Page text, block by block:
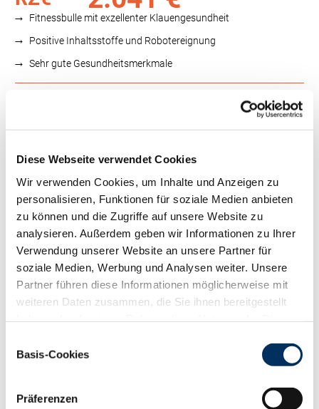
Diese Webseite verwendet Cookies
Wir verwenden Cookies, um Inhalte und Anzeigen zu
personalisieren, Funktionen für soziale Medien anbieten
zu können und die Zugriffe auf unsere Website zu
analysieren. Außerdem geben wir Informationen zu Ihrer
Verwendung unserer Website an unsere Partner für
soziale Medien, Werbung und Analysen weiter. Unsere
Partner führen diese Informationen möglicherweise mit
weiteren Daten zusammen, die Sie ihnen bereitgestellt
Cookies, wenn Sie unsere Webseite weiterhin nutzen.
Basis-Cookies
Präferenzen
Fitnessbulle mit exzellenter Klauengesundheit
Positive Inhaltsstoffe und Robotereignung
Sehr gute Gesundheitsmerkmale
RZS
RZR
RZKd
107
RZKm
RZÖko
143
Gesundheit
RZGesund
129
RZEuterfit
RZKlaue
123
112
RZRepro
105
RZKälberfit 104